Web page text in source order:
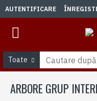
AUTENTIFICARE
Toate
ARBORE GRUP